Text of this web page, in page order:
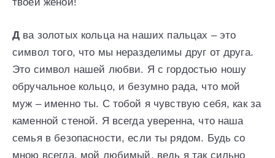
Д ва золотых кольца на наших пальцах – это
символ того, что мы неразделимы друг от друга.
Это символ нашей любви. Я с гордостью ношу
обручальное кольцо, и безумно рада, что мой
муж – именно ты. С тобой я чувствую себя, как за
каменной стеной. Я всегда уверенна, что наша
семья в безопасности, если ты рядом. Будь со
мною всегда, мой любимый, ведь я так сильно